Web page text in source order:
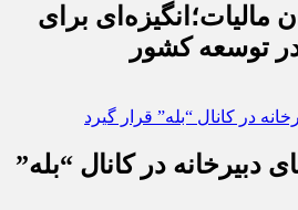
برای
توسعه کشور
دبیرخانه در کانال “بله”